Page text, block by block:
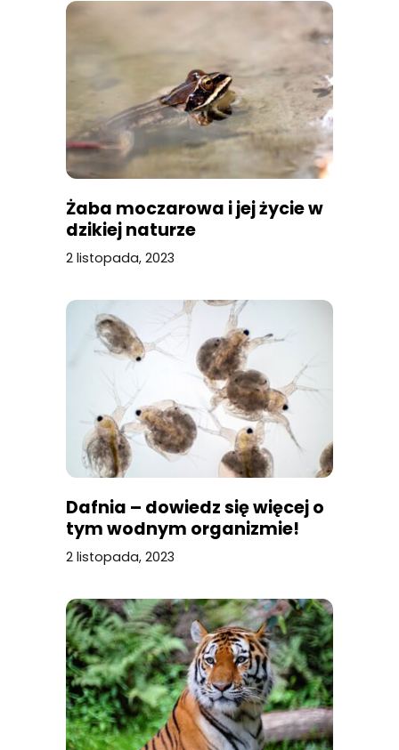
Żaba moczarowa i jej życie w
dzikiej naturze
2 listopada, 2023
Dafnia – dowiedz się więcej o
tym wodnym organizmie!
2 listopada, 2023